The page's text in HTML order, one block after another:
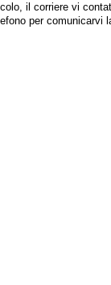
il corriere vi
per comunicarvi